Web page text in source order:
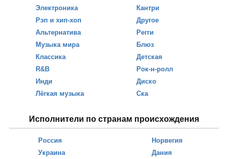
Электроника
Рэп и хип-хоп
Альтернатива
Музыка мира
Классика
R&B
Инди
Лёгкая музыка
Кантри
Другое
Регги
Блюз
Детская
Рок-н-ролл
Диско
Ска
Исполнители по странам происхождения
Россия
Украина
Норвегия
Дания